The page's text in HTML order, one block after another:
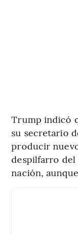
Trump indicó
su secretario
producir
despilfarro del
nación,